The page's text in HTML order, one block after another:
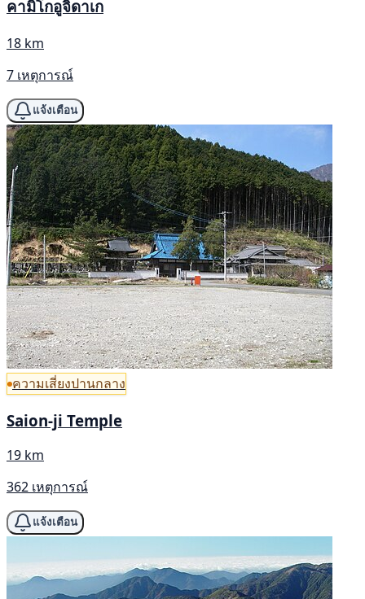
คามิโกอูจิดาเก
18 km
7 เหตุการณ์
แจ้งเตือน
ความเสี่ยงปานกลาง
Saion-ji Temple
19 km
362 เหตุการณ์
แจ้งเตือน